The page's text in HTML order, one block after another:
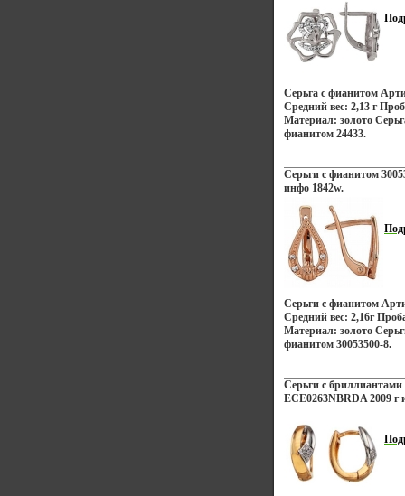
Серьга с фианитом
Средний вес: 2,13 г
Материал: золото
фианитом 24433.
Серьги с фианитом
инфо 1842w.
Серьги с фианитом
Средний вес: 2,16г
Материал: золото
фианитом 30053500-8.
Серьги с бриллиантами
ECE0263NBRDA 2009 г